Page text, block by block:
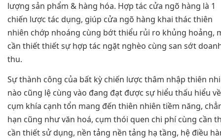
lượng sản phẩm & hàng hóa. Hợp tác cửa ngõ hàng là 1
chiến lược tác dụng, giúp cửa ngõ hàng khai thác thiên
nhiên chớp nhoáng cùng bớt thiểu rủi ro khủng hoảng,
cần thiết thiết sự hợp tác ngặt nghèo cùng san sớt
thu.
Sự thành công của bất kỳ chiến lược thâm nhập thiên
nào cũng lệ cùng vào đang đạt được sự hiểu thấu hiểu về
cụm khía cạnh tổn mang đến thiên nhiên tiềm năng,
hạn cũng như văn hoá, cụm thói quen chi phí cùng cần
cần thiết sử dụng, nền tảng nền tảng hạ tầng, hệ điều